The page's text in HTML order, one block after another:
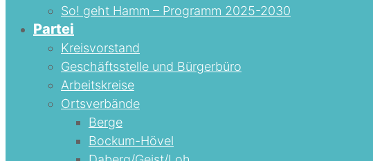
So! geht Hamm – Programm 2025-2030
Partei
Kreisvorstand
Geschäftsstelle und Bürgerbüro
Arbeitskreise
Ortsverbände
Berge
Bockum-Hövel